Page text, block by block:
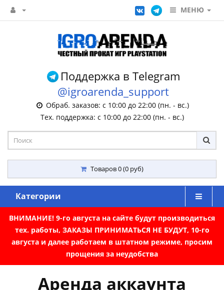
МЕНЮ
Поддержка в Telegram
@igroarenda_support
Обраб. заказов: с 10:00 до 22:00 (пн. - вс.)
Тех. поддержка: с 10:00 до 22:00 (пн. - вс.)
Товаров 0 (0 руб)
Категории
ВНИМАНИЕ! 9-го августа на сайте будут производиться
тех. работы, ЗАКАЗЫ ПРИНИМАТЬСЯ НЕ БУДУТ, 10-го
августа и далее работаем в штатном режиме, просим
прощения за неудобства
Аренда аккаунта